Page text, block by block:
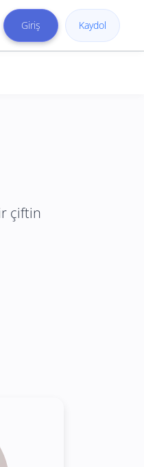
Giriş Kaydol
çiftin